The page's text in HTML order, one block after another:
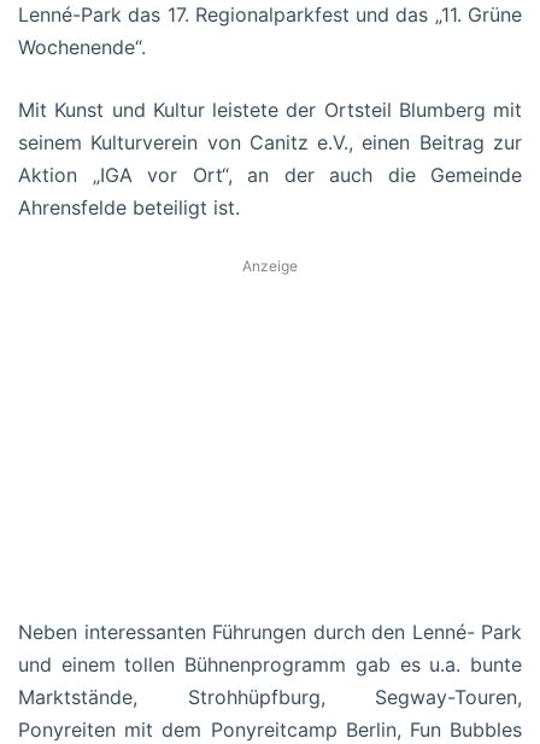
Lenné-Park das 17. Regionalparkfest und das „11. Grüne
Wochenende“.
Mit Kunst und Kultur leistete der Ortsteil Blumberg mit
seinem Kulturverein von Canitz e.V., einen Beitrag zur
Aktion „IGA vor Ort“, an der auch die Gemeinde
Ahrensfelde beteiligt ist.
Anzeige
Neben interessanten Führungen durch den Lenné- Park
und einem tollen Bühnenprogramm gab es u.a. bunte
Marktstände, Strohhüpfburg, Segway-Touren,
Ponyreiten mit dem Ponyreitcamp Berlin, Fun Bubbles